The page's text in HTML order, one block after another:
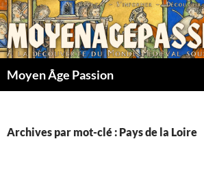
Aller
au
contenu
Moyen Âge Passion
Archives par mot-clé : Pays de la Loire